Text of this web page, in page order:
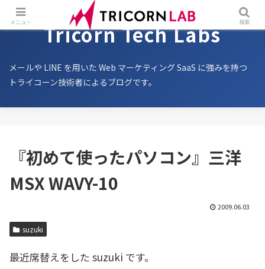
Tricorn Tech Labs
メールや LINE を用いた Web マーケティング SaaS に強みを持つ
トライコーン技術者によるブログです。
『初めて使ったパソコン』三洋
MSX WAVY-10
2009.06.03
suzuki
最近席替えをした suzuki です。
メニュー 検索